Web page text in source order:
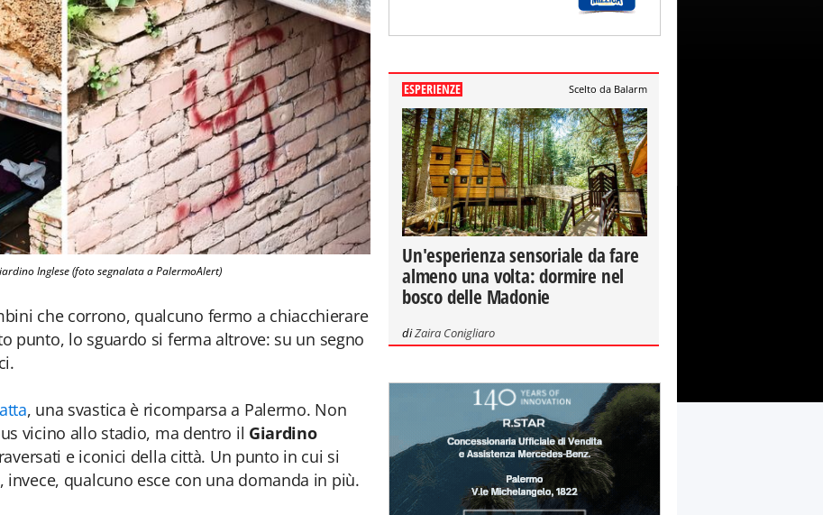
Inglese (foto segnalata a PalermoAlert)
che corrono, qualcuno fermo a chiacchierare
punto, lo sguardo si ferma altrove: su un segno
, una svastica è ricomparsa a Palermo. Non
vicino allo stadio, ma dentro il Giardino
e iconici della città. Un punto in cui si
qualcuno esce con una domanda in più.
ESPERIENZE Scelto da Balarm
Un'esperienza sensoriale da fare
almeno una volta: dormire nel
bosco delle Madonie
diZaira Conigliaro